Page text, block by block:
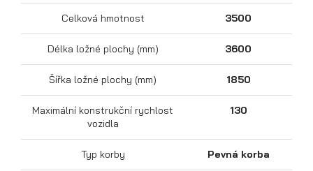
Přepravníky motocyklů
Celková hmotnost 3500
Délka ložné plochy (mm) 3600
Šířka ložné plochy (mm) 1850
Maximální konstrukční rychlost
vozidla
130
Typ korby Pevná korba